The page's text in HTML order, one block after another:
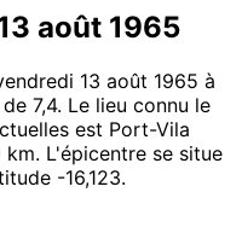
août 1965
13 août 1965 à
7,4. Le lieu connu le
est Port-Vila
L'épicentre se situe
-16,123.